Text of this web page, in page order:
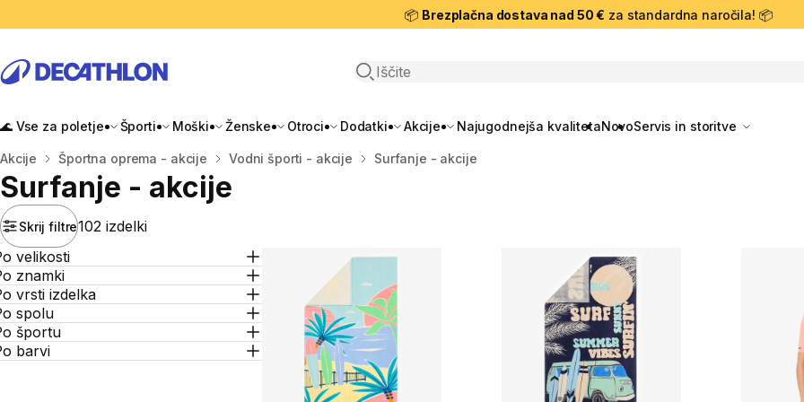
📦 Brezplačna dostava nad 50 € za standardna naročila! 📦
Odpri iskanje
🌊 Vse za poletje Športi Moški Ženske Otroci Dodatki Akcije Najugodnejša kvalitetaNovoServis in storitve
Domov
Akcije Športna oprema - akcije Vodni športi - akcije Surfanje - akcije
Surfanje - akcije
Skrij filtre102 izdelki
velikosti
znamki
vrsti izdelka
spolu
športu
barvi